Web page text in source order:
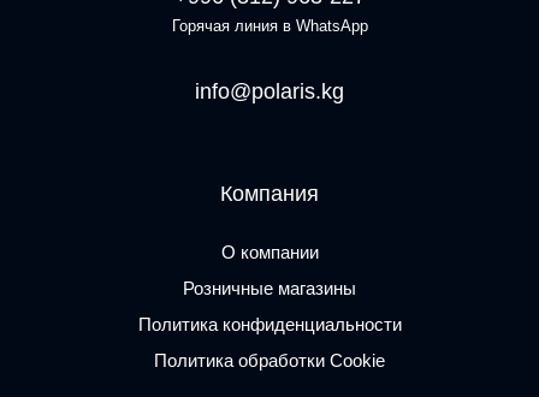
Горячая линия в WhatsApp
info@polaris.kg
Компания
О компании
Розничные магазины
Политика конфиденциальности
Политика обработки Cookie